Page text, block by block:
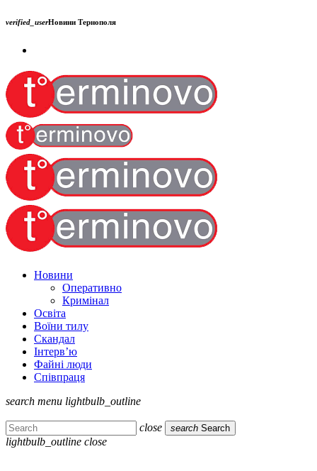
verified_userНовини Тернополя
Новини
Оперативно
Кримінал
Освіта
Воїни тилу
Скандал
Інтерв’ю
Файні люди
Співпраця
search menu lightbulb_outline
close search Search
lightbulb_outline close